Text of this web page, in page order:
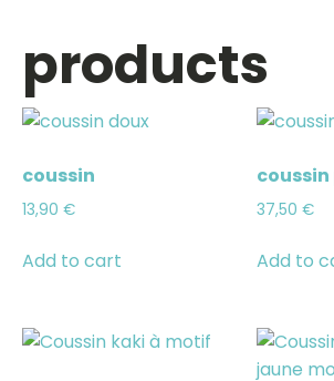
products
coussin
13,90 €
Add to cart
37,50€
Add to